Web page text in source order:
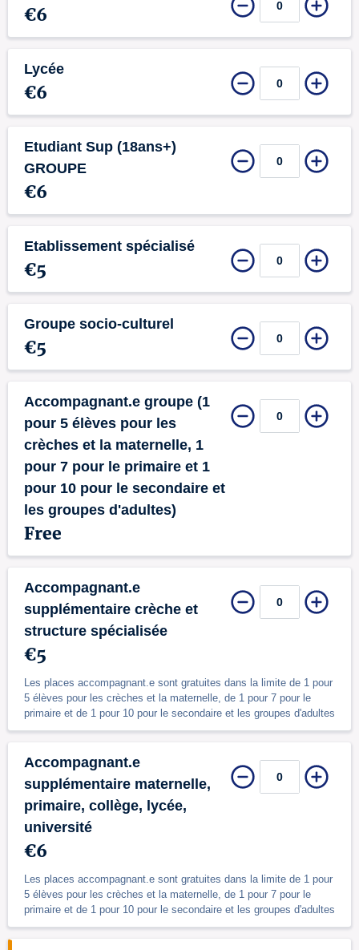
€6
Lycée
€6
Etudiant Sup (18ans+)
GROUPE
€6
Etablissement spécialisé
€5
Groupe socio-culturel
€5
Accompagnant.e groupe (1
pour 5 élèves pour les
crèches et la maternelle, 1
pour 7 pour le primaire et 1
pour 10 pour le secondaire et
les groupes d'adultes)
Free
Accompagnant.e
supplémentaire crèche et
structure spécialisée
€5
Les places accompagnant.e sont gratuites dans la limite de 1 pour
5 élèves pour les crèches et la maternelle, de 1 pour 7 pour le
primaire et de 1 pour 10 pour le secondaire et les groupes d'adultes
Accompagnant.e
supplémentaire maternelle,
primaire, collège, lycée,
université
€6
Les places accompagnant.e sont gratuites dans la limite de 1 pour
5 élèves pour les crèches et la maternelle, de 1 pour 7 pour le
primaire et de 1 pour 10 pour le secondaire et les groupes d'adultes